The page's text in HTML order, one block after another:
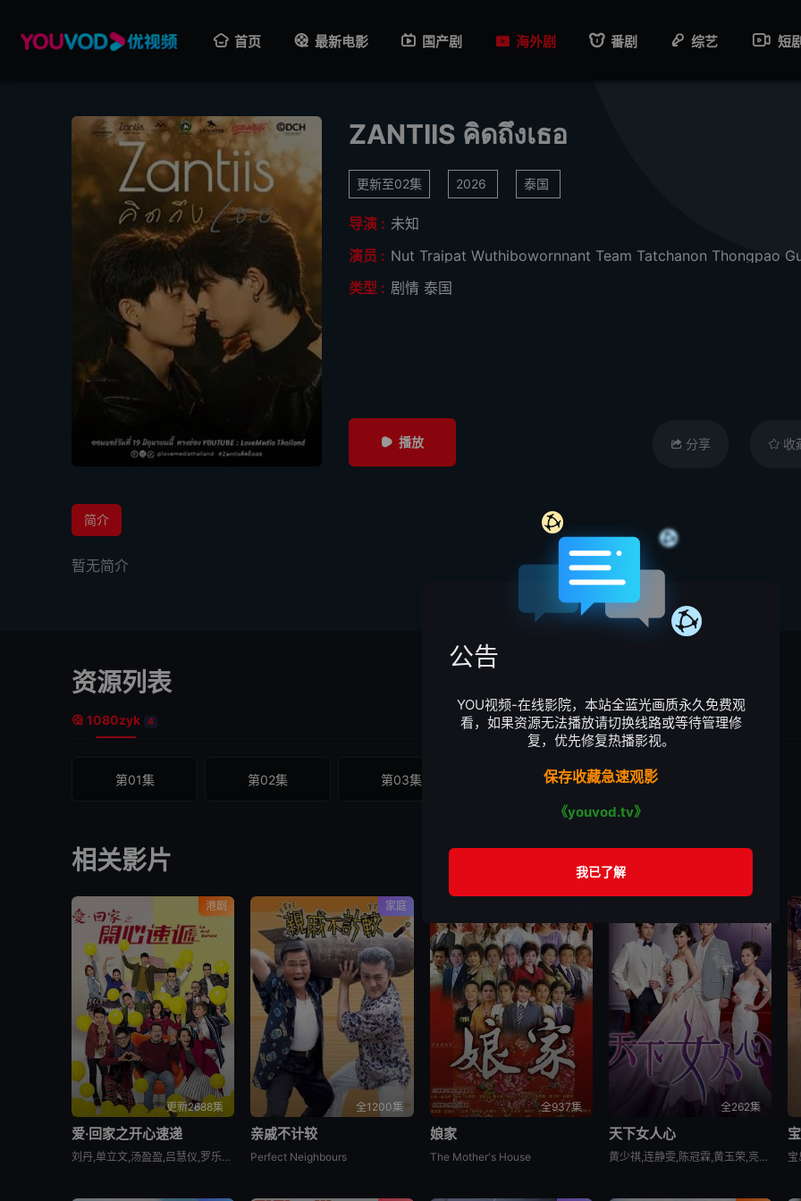
首页 最新电影 国产剧 海外剧 番剧 综艺 短
ZANTIIS คิดถึงเธอ
更新至02集 2026 泰国
导演 : 未知
演员 : Nut Traipat Wuthibowornnant Team Tatchanon Thongpao Guide
类型 : 剧情 泰国
播放 分享 收
简介
暂无简介
资源列表
1080zyk 4
第01集 第02集 第03集 第04集
相关影片
港剧
更新2688集
爱·回家之开心速递
刘丹,单立文,汤盈盈,吕慧仪,罗乐林,马贯东,苏韵姿,周嘉洛,陈浚霆,吴伟豪
家庭
全1200集
亲戚不计较
Perfect Neighbours
全937集
娘家
The Mother's House
全262集
天下女人心
黄少祺,连静雯,陈冠霖,黄玉荣,亮哲,江国宾
公告
YOU视频-在线影院，本站全蓝光画质永久免费观
看，如果资源无法播放请切换线路或等待管理修
复，优先修复热播影视。
保存收藏急速观影
《youvod.tv》